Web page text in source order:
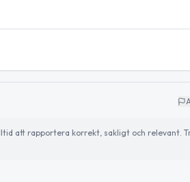
att rapportera korrekt, sakligt och relevant.